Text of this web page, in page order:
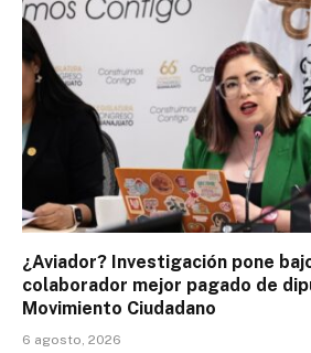
¿Aviador? Investigación pone
colaborador mejor pagado de
Movimiento Ciudadano
6 agosto, 2026